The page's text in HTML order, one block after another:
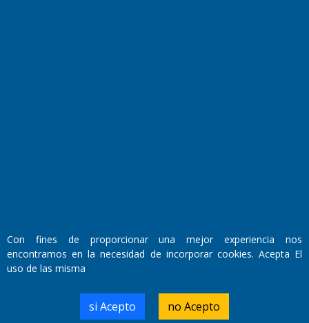
Primera edición: Domingo 3 de Mayo de 1992
Miembro de ADIRA,ADEPA y CPPAL
Propietario: El Diario SRL
Walter René Goñi
Con fines de proporcionar una mejor experiencia nos
encontramos en la necesidad de incorporar cookies. Acepta El
uso de las misma
si Acepto no Acepto